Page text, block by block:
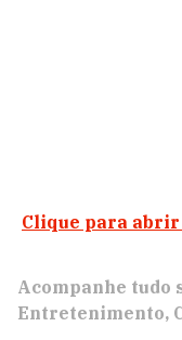
Clique para
Acompanhe tudo
Entretenimento